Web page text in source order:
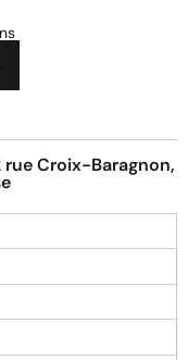
Croix-Baragnon,